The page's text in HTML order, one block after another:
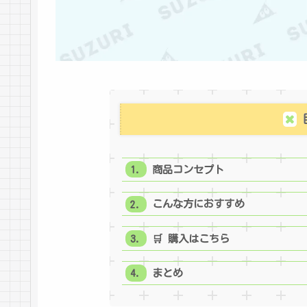
商品コンセプト
こんな方におすすめ
🛒 購入はこちら
まとめ